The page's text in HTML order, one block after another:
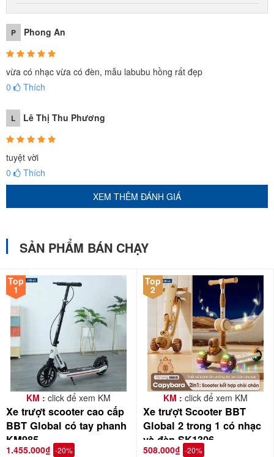
P Phong An
vừa có nhạc vừa có đèn, mẫu labubu hồng rất đẹp
0
Thích
L Lê Thị Thu Phương
tuyệt vời
0
Thích
XEM THÊM ĐÁNH GIÁ
SẢN PHẨM BÁN CHẠY
Top
1
KM : click để xem KM
Xe trượt scooter cao cấp
BBT Global có tay phanh
KM985
1.455.000₫ -20%
Top
2
KM : click để xem KM
Xe trượt Scooter BBT
Global 2 trong 1 có nhạc
và đèn SK1306
508.000₫ -20%